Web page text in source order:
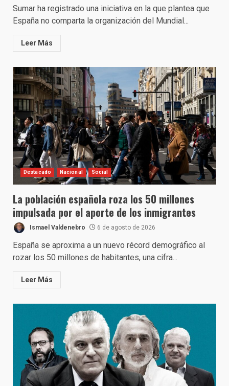
Sumar ha registrado una iniciativa en la que plantea que
España no comparta la organización del Mundial...
Leer Más
Destacado Nacional Social
La población española roza los 50 millones
impulsada por el aporte de los inmigrantes
Ismael Valdenebro 6 de agosto de 2026
España se aproxima a un nuevo récord demográfico al
rozar los 50 millones de habitantes, una cifra...
Leer Más